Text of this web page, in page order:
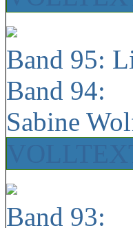
Band 95:
Band 94:
Sabine
Band 93: